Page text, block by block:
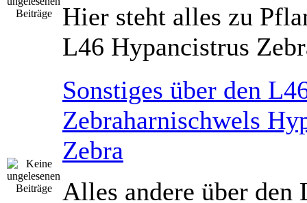
Hier steht alles zu
L46 Hypancistrus
Sonstiges über den
Zebraharnischwels
Zebra
Alles andere über den